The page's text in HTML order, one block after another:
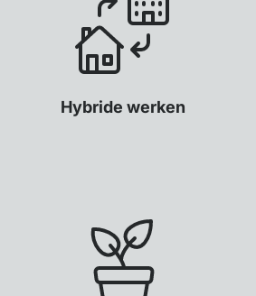
Hybride werken